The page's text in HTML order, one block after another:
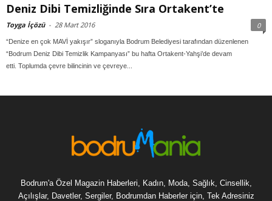
Deniz Dibi Temizliğinde Sıra Ortakent’te
Toyga İçözü - 28 Mart 2016 0
“Denize en çok MAVİ yakışır” sloganıyla Bodrum Belediyesi tarafından düzenlenen
“Bodrum Deniz Dibi Temizlik Kampanyası” bu hafta Ortakent-Yahşi’de devam
etti. Toplumda çevre bilincinin ve çevreye...
Bodrum'a Özel Magazin Haberleri, Kadın, Moda, Sağlık, Cinsellik,
Açılışlar, Davetler, Sergiler, Bodrumdan Haberler için, Tek Adresiniz